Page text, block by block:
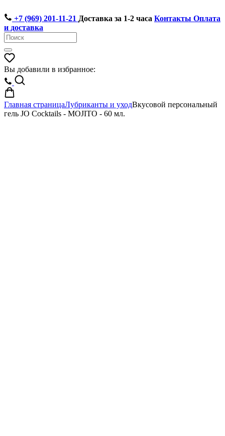
+7 (969) 201-11-21 Доставка за 1-2 часа Контакты Оплата
и доставка
Вы добавили в избранное:
Главная страницаЛубриканты и уходВкусовой персональный
гель JO Cocktails - MOJITO - 60 мл.